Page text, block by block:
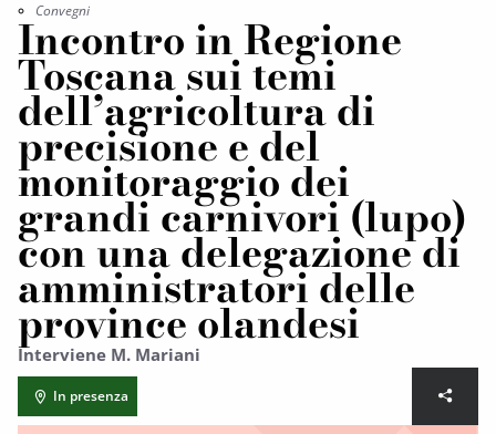
Convegni
Incontro in Regione
Toscana sui temi
dell’agricoltura di
precisione e del
monitoraggio dei
grandi carnivori (lupo)
con una delegazione di
amministratori delle
province olandesi
Interviene M. Mariani
In presenza